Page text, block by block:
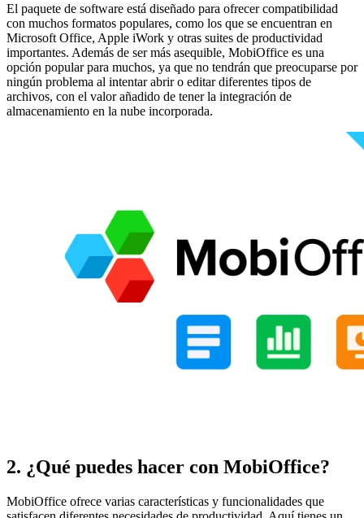
El paquete de software está diseñado para ofrecer compatibilidad
con muchos formatos populares, como los que se encuentran en
Microsoft Office, Apple iWork y otras suites de productividad
importantes. Además de ser más asequible, MobiOffice es una
opción popular para muchos, ya que no tendrán que preocuparse por
ningún problema al intentar abrir o editar diferentes tipos de
archivos, con el valor añadido de tener la integración de
almacenamiento en la nube incorporada.
2. ¿Qué puedes hacer con MobiOffice?
MobiOffice ofrece varias características y funcionalidades que